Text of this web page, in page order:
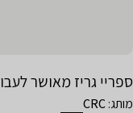
ספריי גריז מאושר
מותג:CRC